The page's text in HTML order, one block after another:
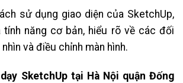
sử dụng giao diện của SketchUp,
năng cơ bản, hiểu rõ về các đối
và điều chỉnh màn hình.
dạy SketchUp tại Hà Nội quận Đống